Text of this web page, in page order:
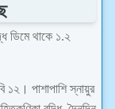
ডিমে থাকে ১.২
১২। পাশাপাশি স্নায়ুর